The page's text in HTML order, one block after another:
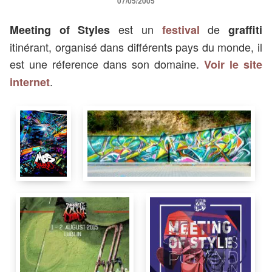
Meeting of Styles est un festival degraffiti
itinérant, organisé dans différents pays du monde, il
est une réference dans son domaine. Voir le site
internet.
2 m
12
m
MOS Poland in Lublin
Wall Hala Globus ul.
20-611 Lublin Pologne
Meeting Of Styles